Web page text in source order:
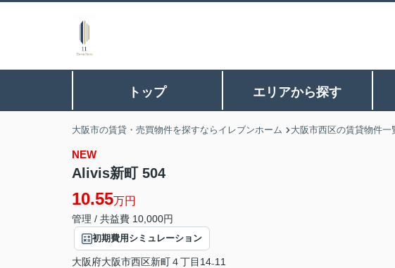
トップ エリアから探す
大阪市の賃貸・売買物件を探すならイレブンホーム 大阪市西区の賃貸物件一
NEW
Alivis新町 504
10.55万円
管理 / 共益費 10,000円
初期費用シミュレーション
大阪府大阪市西区新町４丁目14₋11